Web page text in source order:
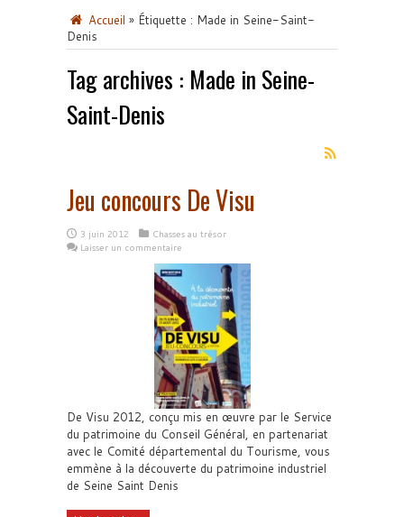
Accueil » Étiquette : Made in Seine-Saint-
Denis
Tag archives : Made in Seine-
Saint-Denis
Jeu concours De Visu
3 juin 2012
Chasses au trésor
Laisser un commentaire
De Visu 2012, conçu mis en œuvre par le Service
du patrimoine du Conseil Général, en partenariat
avec le Comité départemental du Tourisme, vous
emmène à la découverte du patrimoine industriel
de Seine Saint Denis